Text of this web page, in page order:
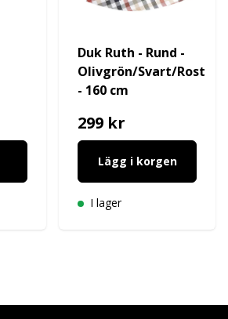
Duk Ruth - Rund -
Olivgrön/Svart/Rost
- 160 cm
299 kr
Lägg i korgen
I lager